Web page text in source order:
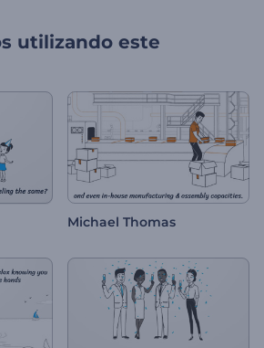
utilizando este
Michael Thomas